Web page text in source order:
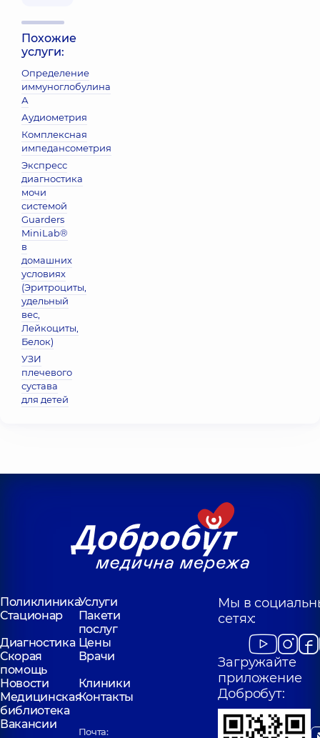
Похожие
услуги:
Определение
иммуноглобулина
А
Аудиометрия
Комплексная
импедансометрия
Экспресс
диагностика
мочи
системой
Guarders
MiniLab®
в
домашних
условиях
(Эритроциты,
удельный
вес,
Лейкоциты,
Белок)
УЗИ
плечевого
сустава
для детей
ПоликлиникаУслуги
Стационар
Пакети
послуг
Диагностика Цены
Скорая
помощь
Врачи
Новости
Клиники
Медицинская
библиотека
Контакты
Вакансии
Почта:
Мы в
сетях:
Загружайте
приложение
Добробут: